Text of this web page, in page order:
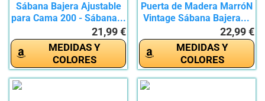
Sábana Bajera Ajustable
para Cama 200 - Sábana...
21,99 €
MEDIDAS Y
COLORES
Puerta de Madera MarróN
Vintage Sábana Bajera...
22,99 €
MEDIDAS Y
COLORES